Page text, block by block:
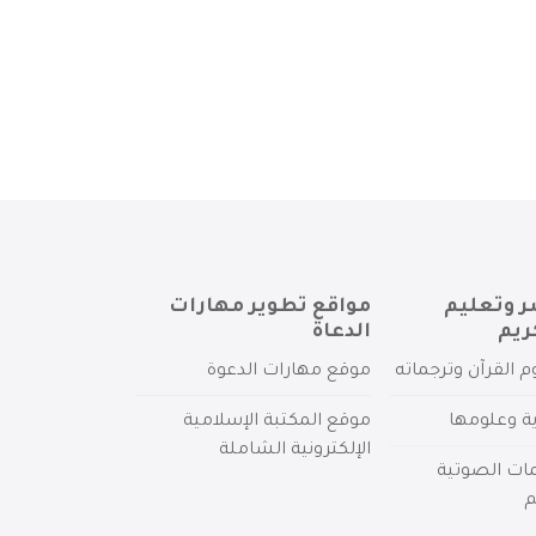
وتعليم
القرآن وترجماته
وعلومها
الصوتية
مواقع تطوير مهارات
الدعاة
موقع مهارات الدعوة
موقع المكتبة الإسلامية
الإلكترونية الشاملة